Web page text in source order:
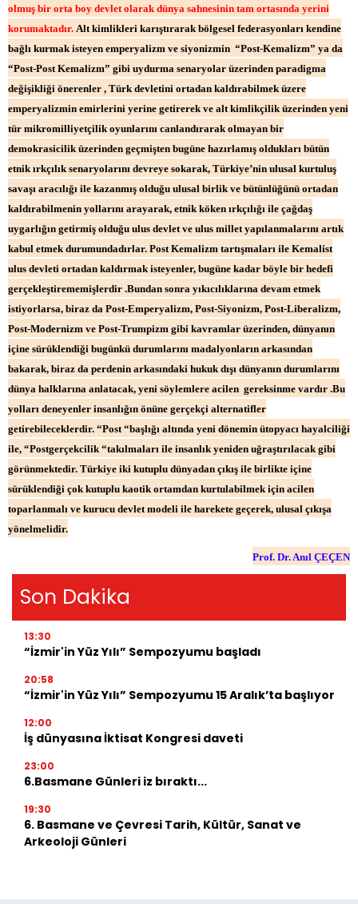
olmuş bir orta boy devlet olarak dünya sahnesinin tam ortasında yerini
korumaktadır. Alt kimlikleri karıştırarak bölgesel federasyonları kendine
bağlı kurmak isteyen emperyalizm ve siyonizmin “Post-Kemalizm” ya da
“Post-Post Kemalizm” gibi uydurma senaryolar üzerinden paradigma
değişikliği önerenler , Türk devletini ortadan kaldırabilmek üzere
emperyalizmin emirlerini yerine getirerek ve alt kimlikçilik üzerinden yeni
tür mikromilliyetçilik oyunlarını canlandırarak olmayan bir
demokrasicilik üzerinden geçmişten bugüne hazırlamış oldukları bütün
etnik ırkçılık senaryolarını devreye sokarak, Türkiye’nin ulusal kurtuluş
savaşı aracılığı ile kazanmış olduğu ulusal birlik ve bütünlüğünü ortadan
kaldırabilmenin yollarını arayarak, etnik köken ırkçılığı ile çağdaş
uygarlığın getirmiş olduğu ulus devlet ve ulus millet yapılanmalarını artık
kabul etmek durumundadırlar. Post Kemalizm tartışmaları ile Kemalist
ulus devleti ortadan kaldırmak isteyenler, bugüne kadar böyle bir hedefi
gerçekleştirememişlerdir .Bundan sonra yıkıcılıklarına devam etmek
istiyorlarsa, biraz da Post-Emperyalizm, Post-Siyonizm, Post-Liberalizm,
Post-Modernizm ve Post-Trumpizm gibi kavramlar üzerinden, dünyanın
içine sürüklendiği bugünkü durumlarını madalyonların arkasından
bakarak, biraz da perdenin arkasındaki hukuk dışı dünyanın durumlarını
dünya halklarına anlatacak, yeni söylemlere acilen gereksinme vardır .Bu
yolları deneyenler insanlığın önüne gerçekçi alternatifler
getirebileceklerdir. “Post “başlığı altında yeni dönemin ütopyacı hayalciliği
ile, “Postgerçekcilik “takılmaları ile insanlık yeniden uğraştırılacak gibi
görünmektedir. Türkiye iki kutuplu dünyadan çıkış ile birlikte içine
sürüklendiği çok kutuplu kaotik ortamdan kurtulabilmek için acilen
toparlanmalı ve kurucu devlet modeli ile harekete geçerek, ulusal çıkışa
yönelmelidir.
Prof. Dr. Anıl ÇEÇEN
Son Dakika
13:30
“İzmir'in Yüz Yılı” Sempozyumu başladı
20:58
“İzmir'in Yüz Yılı” Sempozyumu 15 Aralık’ta başlıyor
12:00
İş dünyasına İktisat Kongresi daveti
23:00
6.Basmane Günleri iz bıraktı...
19:30
6. Basmane ve Çevresi Tarih, Kültür, Sanat ve
Arkeoloji Günleri